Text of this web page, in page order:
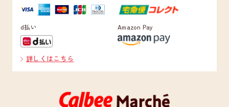
d払い Amazon Pay
詳しくはこちら